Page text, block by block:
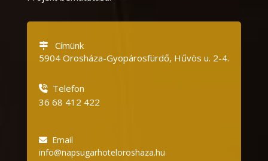
Címünk
5904 Orosháza-Gyopárosfürdő, Hűvös u. 2-4.
Telefon
36 68 412 422
Email
info@napsugarhoteloroshaza.hu